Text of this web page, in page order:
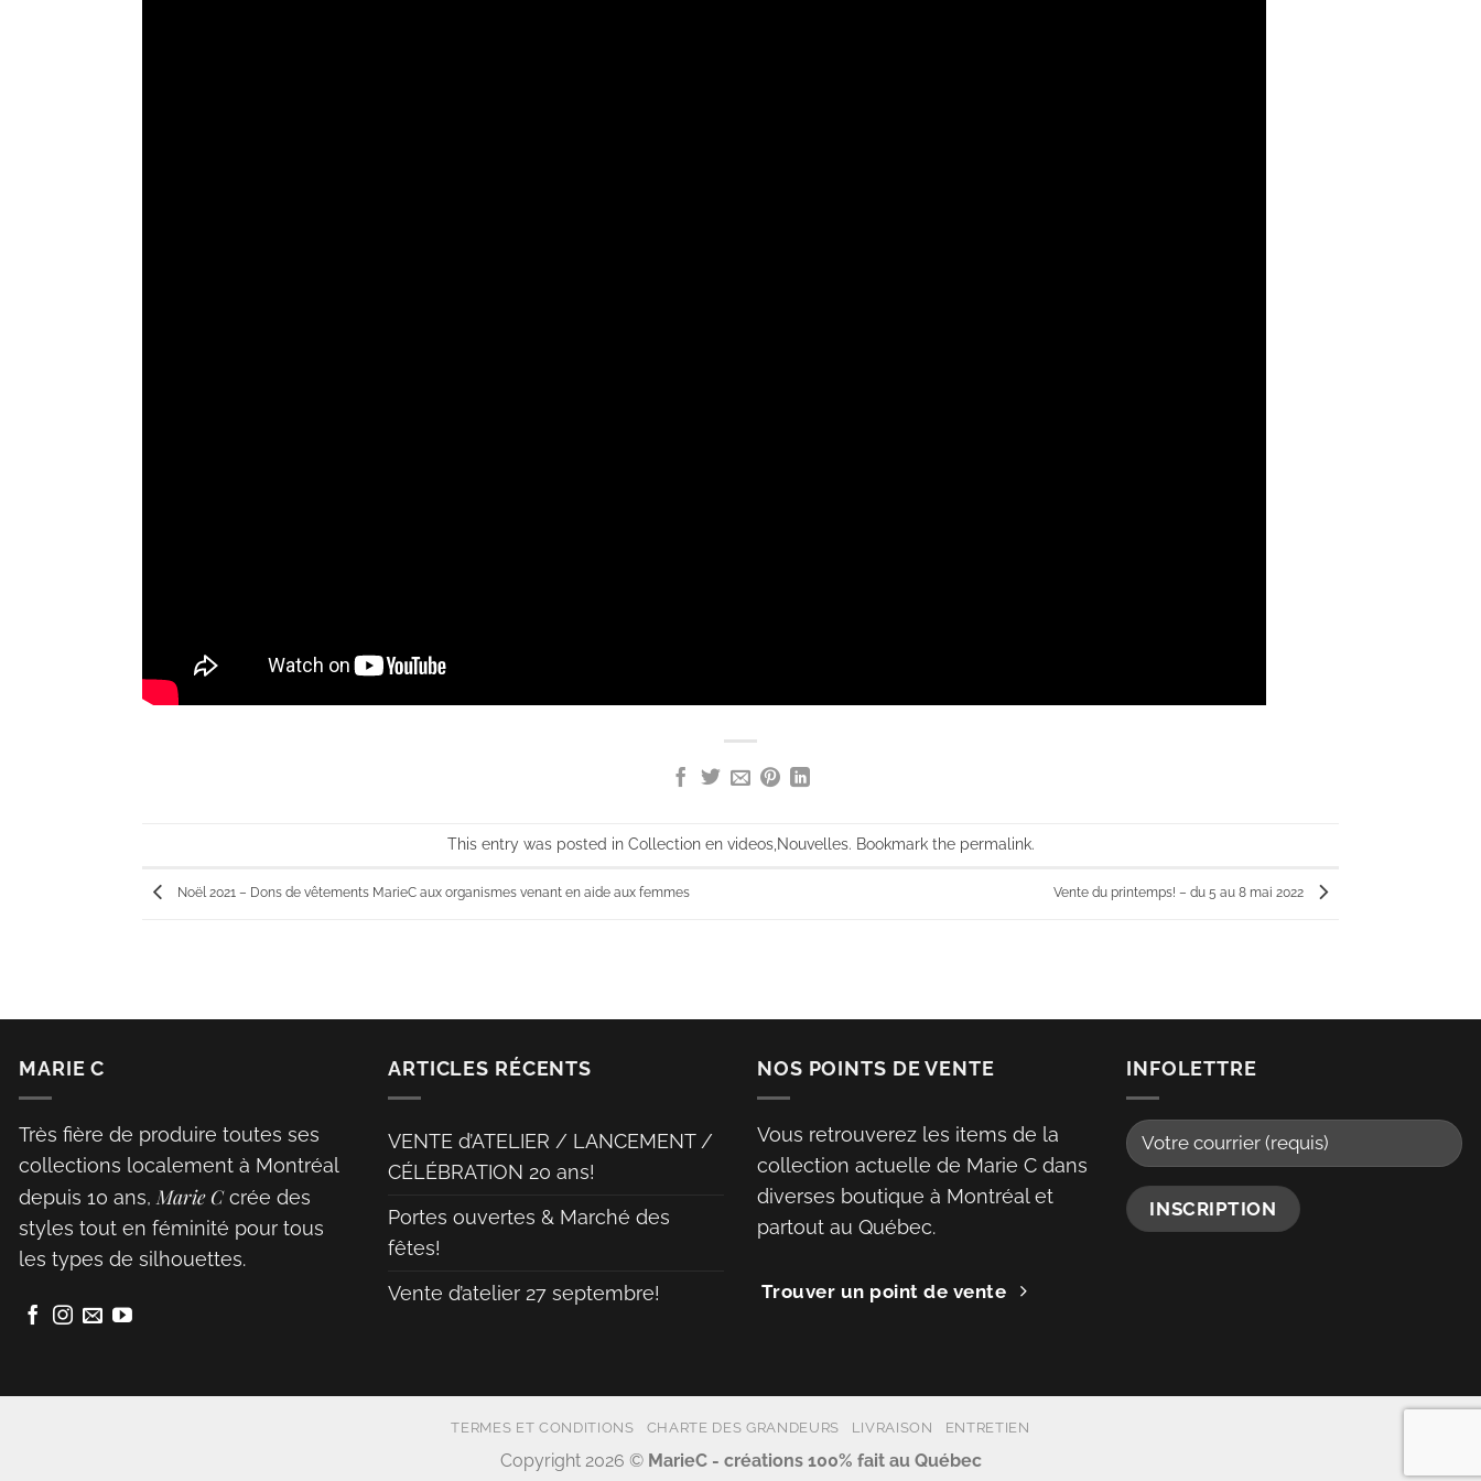
This entry was posted in Collection en videos,Nouvelles. Bookmark the permalink.
Noël 2021 – Dons de vêtements MarieC aux organismes venant en aide aux femmes Vente du printemps! – du 5 au 8 mai 2022
MARIE C
Très fière de produire toutes ses
collections localement à Montréal
depuis 10 ans, Marie Ccrée des
styles tout en féminité pour tous
les types de silhouettes.
ARTICLES RÉCENTS
VENTE d’ATELIER / LANCEMENT /
CÉLÉBRATION 20 ans!
Portes ouvertes & Marché des
fêtes!
Vente d’atelier 27 septembre!
NOS POINTS DE VENTE
Vous retrouverez les items de la
collection actuelle de Marie C dans
diverses boutique à Montréal et
partout au Québec.
Trouver un point de vente
INFOLETTRE
TERMES ET CONDITIONS CHARTE DES GRANDEURS LIVRAISON ENTRETIEN
Copyright 2026 © MarieC - créations 100% fait au Québec